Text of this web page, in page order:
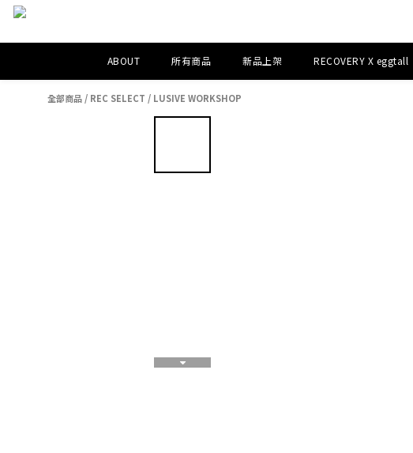
ABOUT 所有商品 新品上架 RECOVERY X eggtall
全部商品 / REC SELECT / LUSIVE WORKSHOP